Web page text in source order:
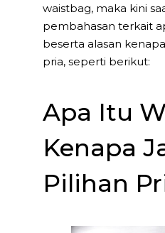
waistbag, maka kini
pembahasan terkait
beserta alasan
pria, seperti berikut:
Apa Itu
Kenapa
Pilihan